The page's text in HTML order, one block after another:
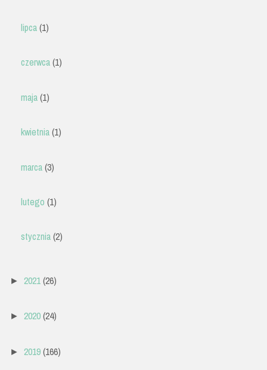
lipca(1)
czerwca(1)
maja(1)
kwietnia(1)
marca(3)
lutego (1)
stycznia(2)
► 2021(26)
► 2020(24)
► 2019(166)